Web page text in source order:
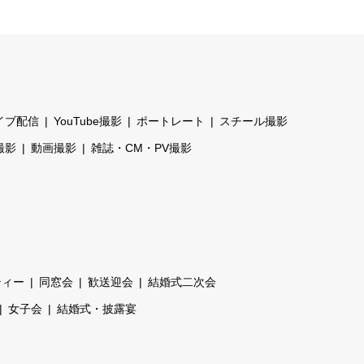
ブ配信 YouTube撮影 ポートレート スチール撮影
影 動画撮影 雑誌・CM・PV撮影
ー 同窓会 歓送迎会 結婚式二次会
女子会 結婚式・披露宴